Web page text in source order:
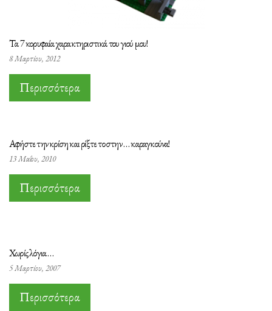
Τα 7 κορυφαία χαρακτηριστικά του γιού μου!
8 Μαρτίου, 2012
Περισσότερα
Αφήστε την κρίση και ρίξτε το στην … καραγκούνα!
13 Μαΐου, 2010
Περισσότερα
Χωρίς λόγια …
5 Μαρτίου, 2007
Περισσότερα